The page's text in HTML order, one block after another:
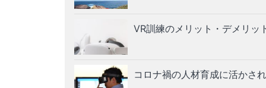
VR訓練のメリット・デメリッ
コロナ禍の人材育成に活かさ